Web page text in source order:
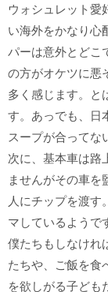
ウォシュレット愛
い海外をかなり心
パーは意外とどこ
の方がオケツに悪
多く感じます。と
す。あっでも、日
スープが合ってな
次に、基本車は路
ませんがその車を
人にチップを渡す
マしているようで
僕たちもしなけれ
たちや、ご飯を食
を欲しがる子ども